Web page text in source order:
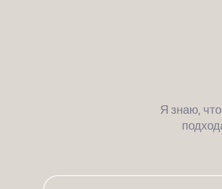
Я знаю,